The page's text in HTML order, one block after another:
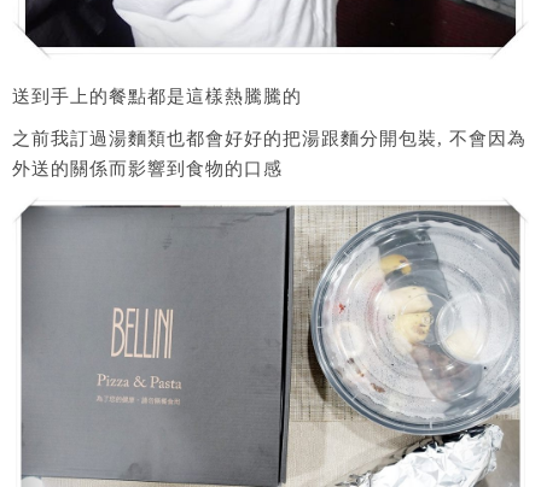
送到手上的餐點都是這樣熱騰騰的
之前我訂過湯麵類也都會好好的把湯跟麵分開包裝, 不會因為
外送的關係而影響到食物的口感